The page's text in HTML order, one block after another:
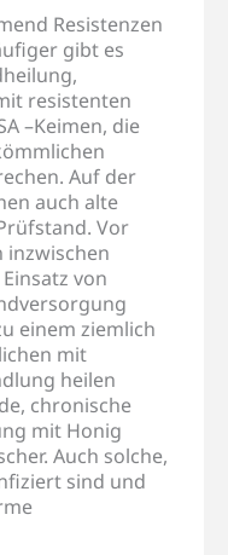
Resistenzen
gibt es
resistenten
–Keimen, die
Auf der
auch alte
Vor
von
einem ziemlich
mit
heilen
chronische
mit Honig
Auch solche,
sind und